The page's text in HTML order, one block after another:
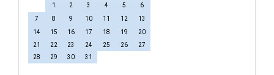
1
2 3 4 5
6
7
8 9 10 11 12
13
14
15 16 17 18 19
20
21
22 23 24 25 26
27
28
29 30 31